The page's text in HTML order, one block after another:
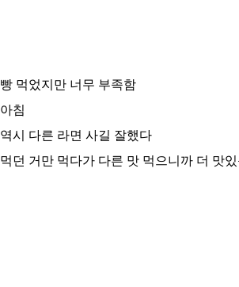
빵 먹었지만 너무 부족함
아침
역시 다른 라면 사길 잘했다
먹던 거만 먹다가 다른 맛 먹으니까 더 맛